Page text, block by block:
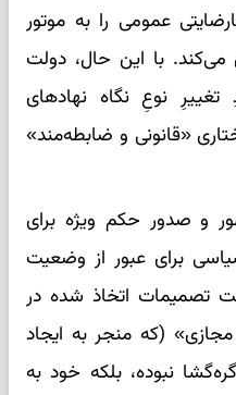
عمومی را به موتور
با این حال، دولت
تغییرِ نوعِ نگاه نهادهای
«قانونی و ضابطه‌مند»
و صدور حکم ویژه برای
برای عبور از وضعیت
تصمیمات اتخاذ شده در
(که منجر به ایجاد
نبوده، بلکه خود به